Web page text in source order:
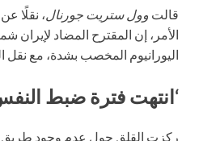
قالت وول ستريت جورنال، نقلًا
الأمر، إن المقترح المضاد
اليورانيوم المخصب بشدة، مع نقل
‘انتهت فترة ضبط
ركزت القلق حول عدم وجود